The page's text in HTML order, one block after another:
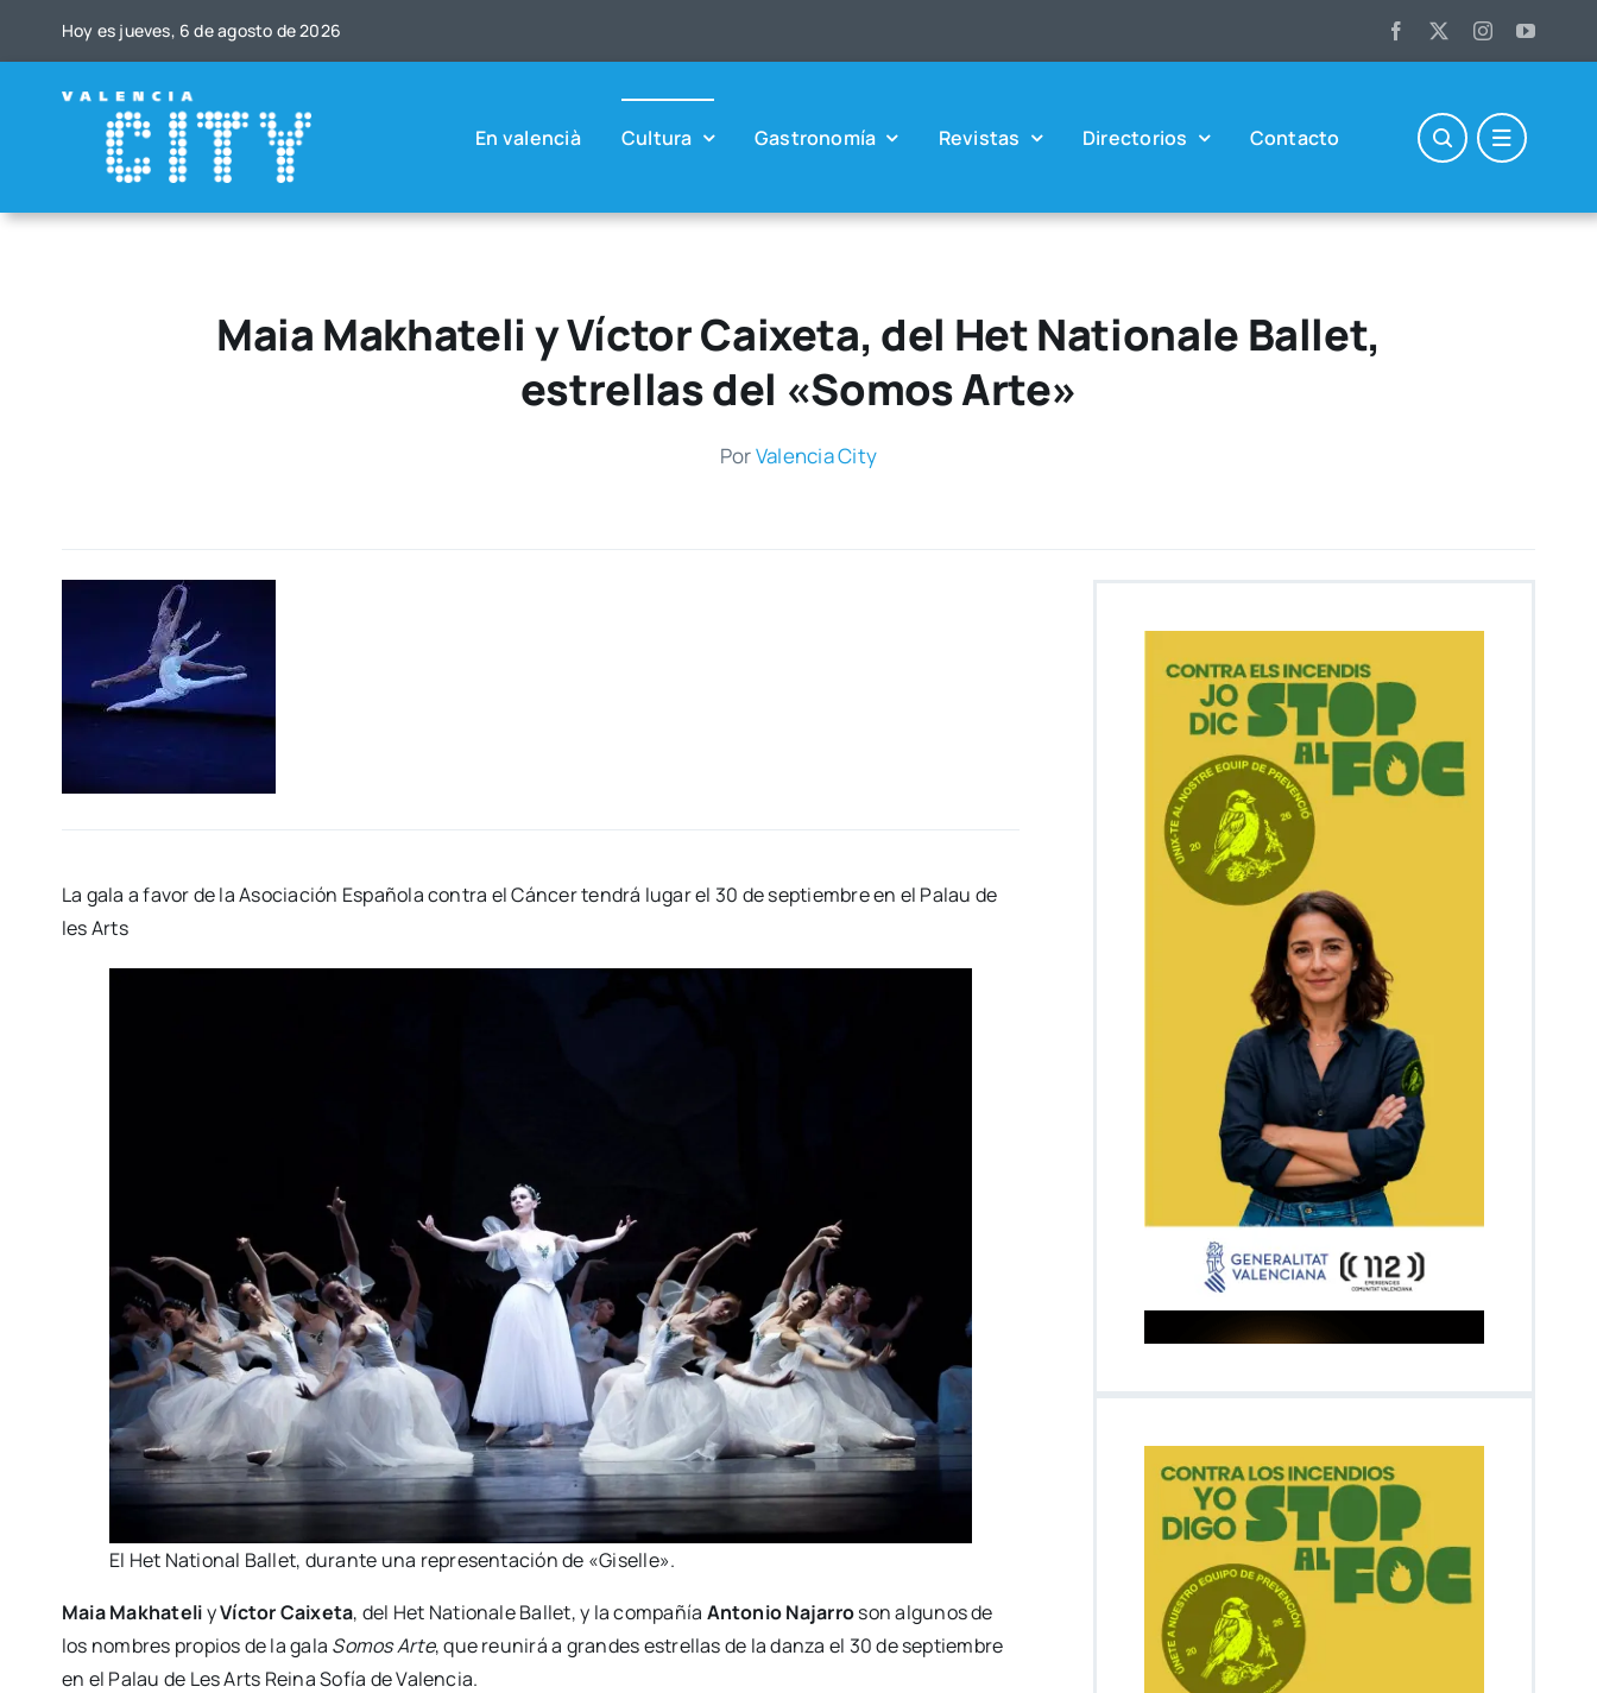
Hoy es jue­ves, 6 de agos­to de 2026
En valen­cià Cul­tu­ra Gas­tro­no­mía Revis­tas Direc­to­rios Con­tac­to
Maia Makhateli y Víctor Caixeta, del Het Nationale Ballet,
estrellas del «Somos Arte»
PorValen­cia City
La gala a favor de la Aso­cia­ción Espa­ño­la con­tra el Cán­cer ten­drá lugar el 30 de sep­tiem­bre en el Palau de
les Arts
El Het Natio­nal Ballet, duran­te una repre­sen­ta­ción de «Gise­lle».
Maia Makha­te­liyVíc­tor Cai­xe­ta, del Het Natio­na­le Ballet, y la com­pa­ñía Anto­nio Naja­rroson algu­nos de
los nom­bres pro­pios de la gala Somos Arte, que reu­ni­rá a gran­des estre­llas de la dan­za el 30 de sep­tiem­bre
en el Palau de Les Arts Rei­na Sofía de Valen­cia.